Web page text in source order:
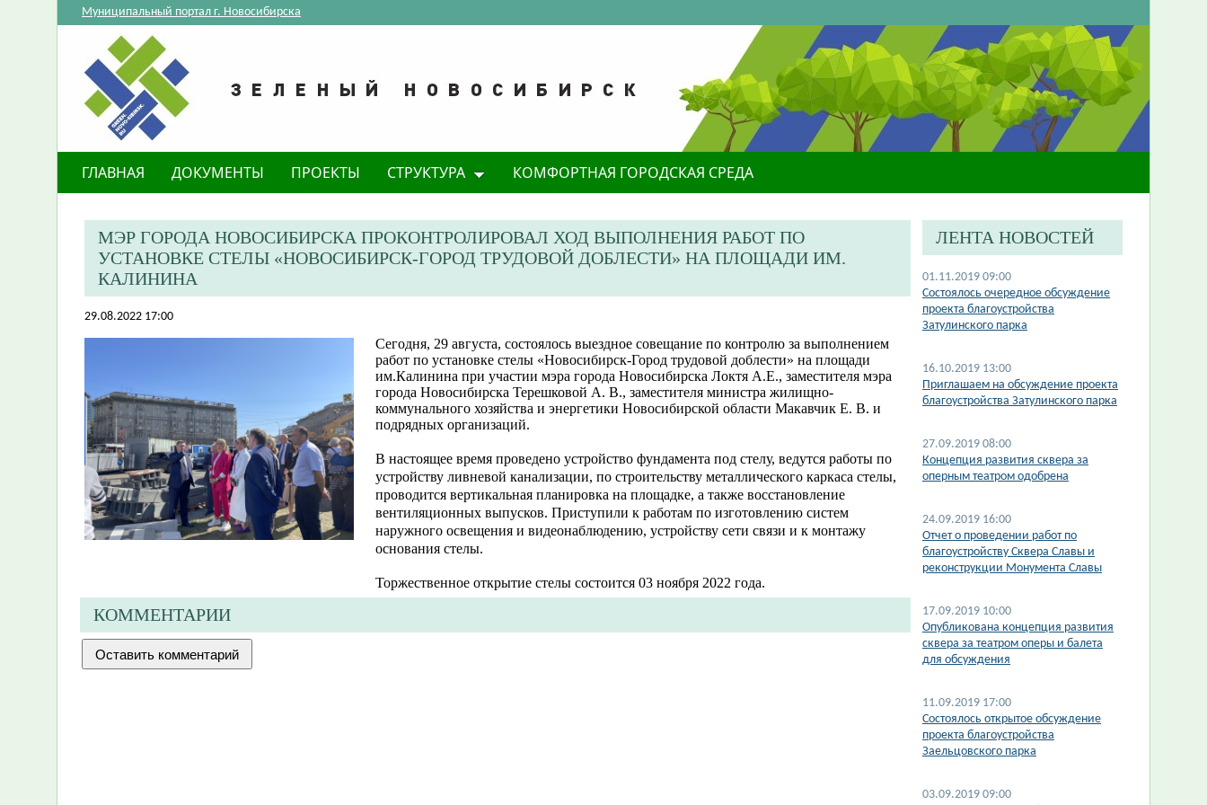
Муниципальный портал г. Новосибирска
ГЛАВНАЯ ДОКУМЕНТЫ ПРОЕКТЫ СТРУКТУРА КОМФОРТНАЯ ГОРОДСКАЯ СРЕДА
МЭР ГОРОДА НОВОСИБИРСКА ПРОКОНТРОЛИРОВАЛ ХОД ВЫПОЛНЕНИЯ РАБОТ ПО
УСТАНОВКЕ СТЕЛЫ «НОВОСИБИРСК-ГОРОД ТРУДОВОЙ ДОБЛЕСТИ» НА ПЛОЩАДИ ИМ.
КАЛИНИНА
29.08.2022 17:00
Сегодня, 29 августа, состоялось выездное совещание по контролю за выполнением
работ по установке стелы «Новосибирск-Город трудовой доблести» на площади
им.Калинина при участии мэра города Новосибирска Локтя А.Е., заместителя мэра
города Новосибирска Терешковой А. В., заместителя министра жилищно-
коммунального хозяйства и энергетики Новосибирской области Макавчик Е. В. и
подрядных организаций.
В настоящее время проведено устройство фундамента под стелу, ведутся работы по
устройству ливневой канализации, по строительству металлического каркаса стелы,
проводится вертикальная планировка на площадке, а также восстановление
вентиляционных выпусков. Приступили к работам по изготовлению систем
наружного освещения и видеонаблюдению, устройству сети связи и к монтажу
основания стелы.
Торжественное открытие стелы состоится 03 ноября 2022 года.
КОММЕНТАРИИ
ЛЕНТА НОВОСТЕЙ
01.11.2019 09:00
Состоялось очередное обсуждение
проекта благоустройства
Затулинского парка
16.10.2019 13:00
Приглашаем на обсуждение проекта
благоустройства Затулинского парка
27.09.2019 08:00
Концепция развития сквера за
оперным театром одобрена
24.09.2019 16:00
Отчет о проведении работ по
благоустройству Сквера Славы и
реконструкции Монумента Славы
17.09.2019 10:00
Опубликована концепция развития
сквера за театром оперы и балета
для обсуждения
11.09.2019 17:00
Состоялось открытое обсуждение
проекта благоустройства
Заельцовского парка
03.09.2019 09:00